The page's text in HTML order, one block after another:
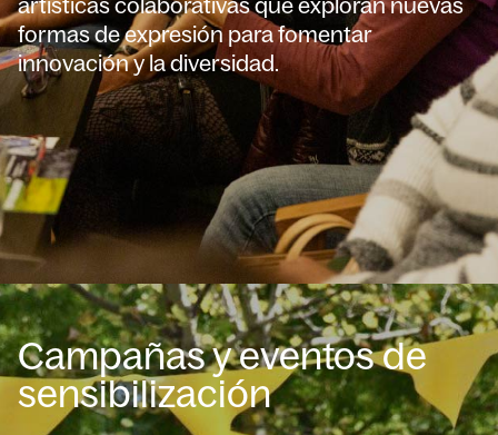
formas de expresión para fomentar
innovación y la diversidad.
Campañas y eventos de
sensibilización